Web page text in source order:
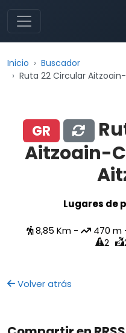
Inicio
Buscador
Ruta 22 Circular
GR
Aitzoain-
Lugares de
8,85 Km - 470 m
2
Volver atrás